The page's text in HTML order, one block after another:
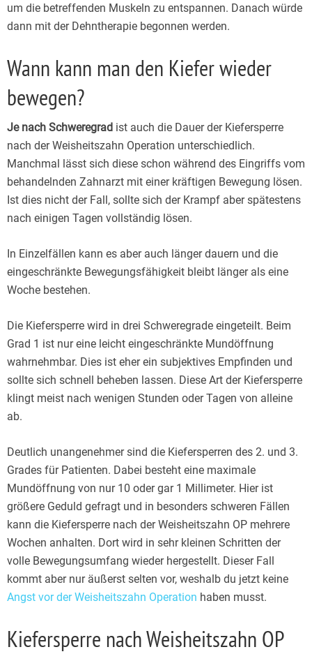
um die betreffenden Muskeln zu entspannen. Danach würde
dann mit der Dehntherapie begonnen werden.
Wann kann man den Kiefer wieder
bewegen?
Je nach Schweregrad ist auch die Dauer der Kiefersperre
nach der Weisheitszahn Operation unterschiedlich.
Manchmal lässt sich diese schon während des Eingriffs vom
behandelnden Zahnarzt mit einer kräftigen Bewegung lösen.
Ist dies nicht der Fall, sollte sich der Krampf aber spätestens
nach einigen Tagen vollständig lösen.
In Einzelfällen kann es aber auch länger dauern und die
eingeschränkte Bewegungsfähigkeit bleibt länger als eine
Woche bestehen.
Die Kiefersperre wird in drei Schweregrade eingeteilt. Beim
Grad 1 ist nur eine leicht eingeschränkte Mundöffnung
wahrnehmbar. Dies ist eher ein subjektives Empfinden und
sollte sich schnell beheben lassen. Diese Art der Kiefersperre
klingt meist nach wenigen Stunden oder Tagen von alleine
ab.
Deutlich unangenehmer sind die Kiefersperren des 2. und 3.
Grades für Patienten. Dabei besteht eine maximale
Mundöffnung von nur 10 oder gar 1 Millimeter. Hier ist
größere Geduld gefragt und in besonders schweren Fällen
kann die Kiefersperre nach der Weisheitszahn OP mehrere
Wochen anhalten. Dort wird in sehr kleinen Schritten der
volle Bewegungsumfang wieder hergestellt. Dieser Fall
kommt aber nur äußerst selten vor, weshalb du jetzt keine
Angst vor der Weisheitszahn Operation haben musst.
Kiefersperre nach Weisheitszahn OP